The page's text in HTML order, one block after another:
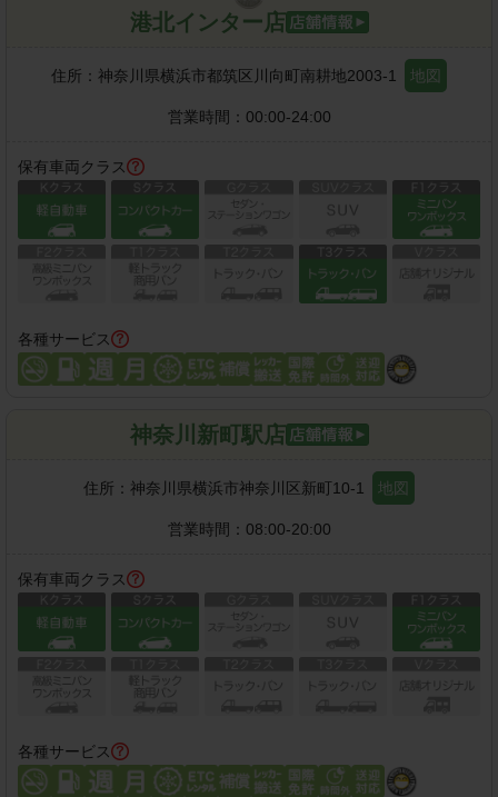
港北インター店
住所： 神奈川県横浜市都筑区川向町南耕地2003-1 地図
営業時間： 00:00-24:00
保有車両クラス
各種サービス
神奈川新町駅店
住所： 神奈川県横浜市神奈川区新町10-1 地図
営業時間： 08:00-20:00
保有車両クラス
各種サービス